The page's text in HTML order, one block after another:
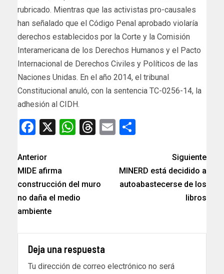
rubricado. Mientras que las activistas pro-causales
han señalado que el Código Penal aprobado violaría
derechos establecidos por la Corte y la Comisión
Interamericana de los Derechos Humanos y el Pacto
Internacional de Derechos Civiles y Políticos de las
Naciones Unidas. En el año 2014, el tribunal
Constitucional anuló, con la sentencia TC-0256-14, la
adhesión al CIDH.
Facebook
X WhatsApp
Threads
Email
Anterior
MIDE afirma
construcción del muro
no daña el medio
ambiente
Siguiente
MINERD está decidido a
autoabastecerse de los
libros
Deja una respuesta
Tu dirección de correo electrónico no será